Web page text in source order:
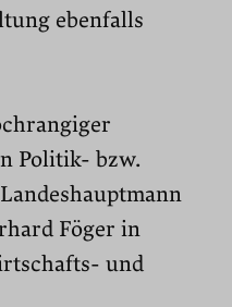
ebenfalls
Politik- bzw.
Föger in
und